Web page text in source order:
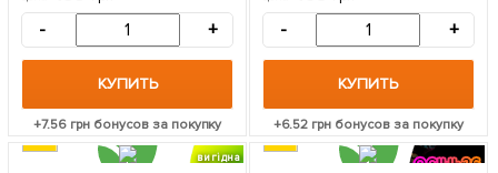
саженец в упаковке
- +
КУПИТЬ
+7.56грн бонусов за покупку
- +
КУПИТЬ
+6.52 грн бонусов за покупку
вигідна